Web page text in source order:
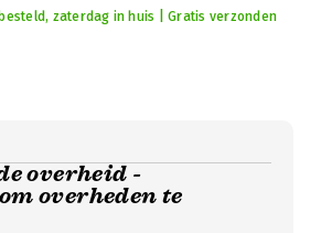
zaterdag in huis | Gratis verzonden
overheid -
overheden te